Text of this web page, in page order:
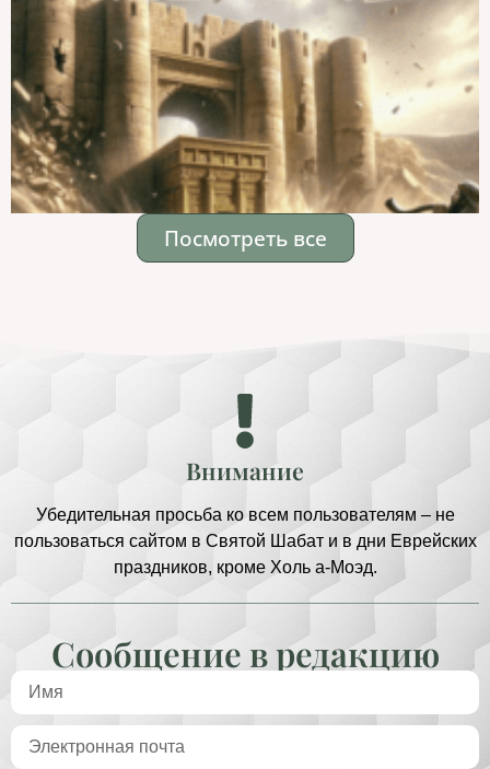
Посмотреть все
Внимание
Убедительная просьба ко всем пользователям – не
пользоваться сайтом в Святой Шабат и в дни Еврейских
праздников, кроме Холь а-Моэд.
Сообщение в редакцию